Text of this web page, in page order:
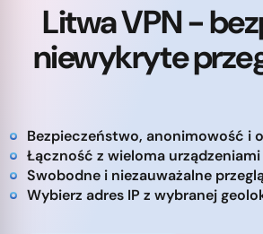
Litwa VPN -
niewykryte
Bezpieczeństwo, anonimowość i
Łączność z wieloma urządzeniami
Swobodne i niezauważalne
Wybierz adres IP z wybranej